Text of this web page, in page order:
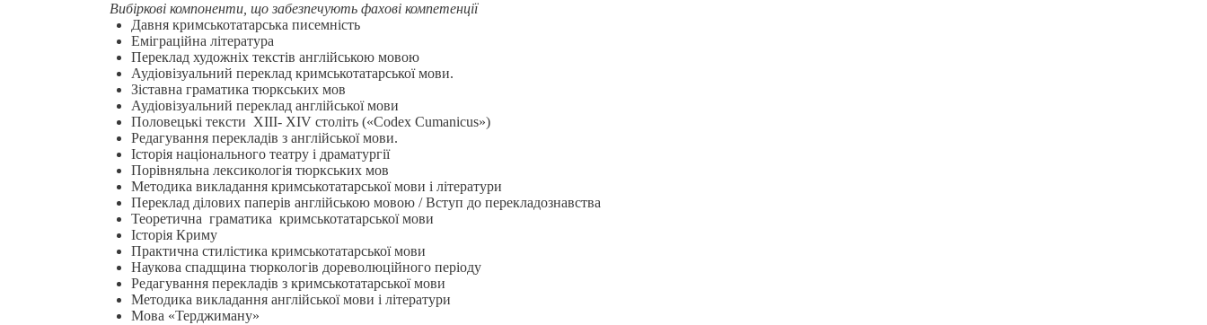
Вибіркові компоненти, що забезпечують фахові компетенції
Давня кримськотатарська писемність
Еміграційна література
Переклад художніх текстів англійською мовою
Аудіовізуальний переклад кримськотатарської мови.
Зіставна граматика тюркських мов
Аудіовізуальний переклад англійської мови
Половецькі тексти ХІІІ- ХIV століть («Codex Cumanicus»)
Редагування перекладів з англійської мови.
Історія національного театру і драматургії
Порівняльна лексикологія тюркських мов
Методика викладання кримськотатарської мови і літератури
Переклад ділових паперів англійською мовою / Вступ до перекладознавства
Теоретична граматика кримськотатарської мови
Історія Криму
Практична стилістика кримськотатарської мови
Наукова спадщина тюркологів дореволюційного періоду
Редагування перекладів з кримськотатарської мови
Методика викладання англійської мови і літератури
Мова «Терджиману»